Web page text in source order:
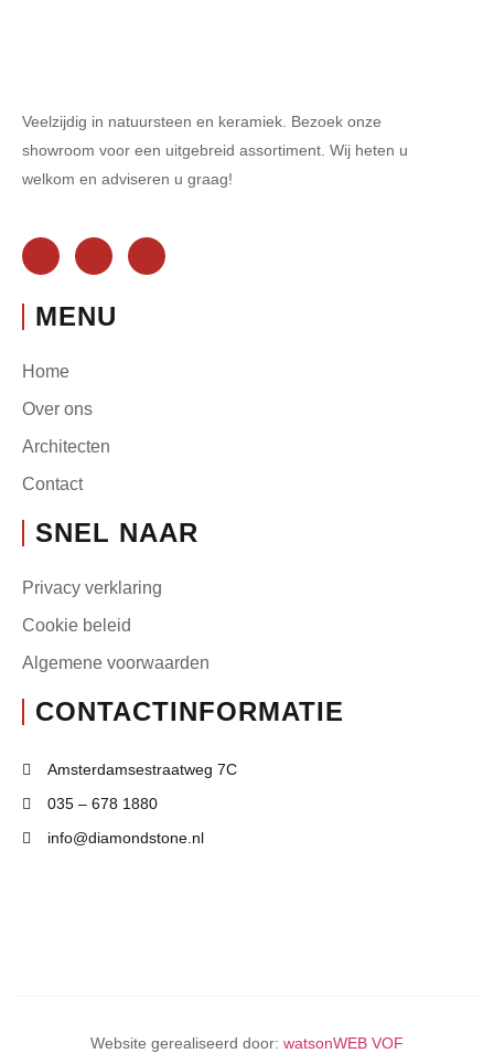
Veelzijdig in natuursteen en keramiek. Bezoek onze
showroom voor een uitgebreid assortiment. Wij heten u
welkom en adviseren u graag!
MENU
Home
Over ons
Architecten
Contact
SNEL NAAR
Privacy verklaring
Cookie beleid
Algemene voorwaarden
CONTACTINFORMATIE
Amsterdamsestraatweg 7C
035 – 678 1880
info@diamondstone.nl
Website gerealiseerd door: watsonWEB VOF